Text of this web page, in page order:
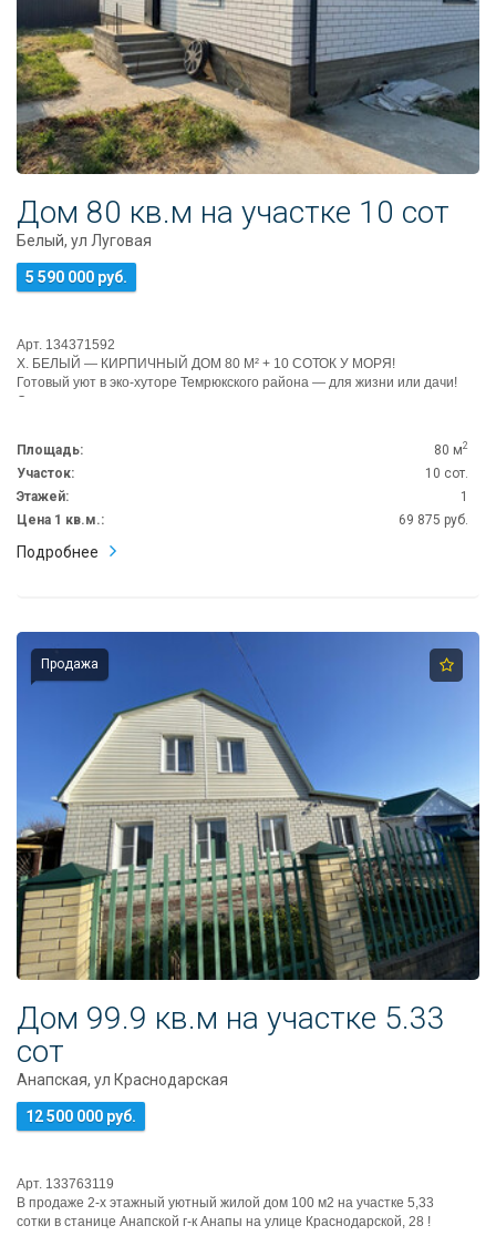
Дом 80 кв.м на участке 10 сот
Белый, ул Луговая
5 590 000 руб.
Арт. 134371592
Х. БЕЛЫЙ — КИРПИЧНЫЙ ДОМ 80 М² + 10 СОТОК У МОРЯ!
Готовый уют в эко-хуторе Темрюкского района — для жизни или дачи!
О доме-жемчу...
Площадь: 80 м2
Участок:
10 сот.
Этажей:
1
Цена 1 кв.м.:
69 875 руб.
Подробнее
Продажа
Дом 99.9 кв.м на участке 5.33
сот
Анапская, ул Краснодарская
12 500 000 руб.
Арт. 133763119
В продаже 2-х этажный уютный жилой дом 100 м2 на участке 5,33
сотки в станице Анапской г-к Анапы на улице Краснодарской, 28 !